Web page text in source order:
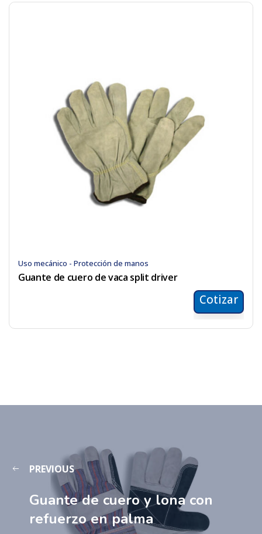
Uso mecánico - Protección de manos
Guante de cuero de vaca split driver
Cotizar
PREVIOUS
Guante de cuero y lona con
refuerzo en palma